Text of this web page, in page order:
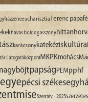
eucharisztiaFerenc pápa
havas boldogasszonyhittan
karácsonykatekéziskultúra
LátogatóközpontMKPKmohács
nagyböjtpapságPEMpphf
pécsi
Szentév - 2025